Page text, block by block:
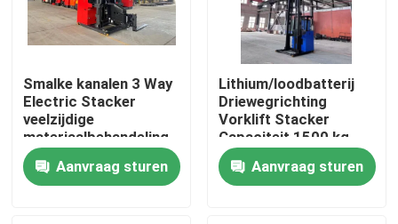
Huis
Producten
Smalke kanalen 3 Way
Electric Stacker
veelzijdige
materiaalbehandeling
oplossing
Aanvraag sturen
Lithium/loodbatterij
Driewegrichting
Vorklift Stacker
Capaciteit 1500 kg
Lifthoogte 8000
meterAanvraag sturen